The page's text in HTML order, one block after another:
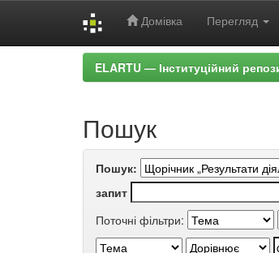
Домівка Перегляд
ELARTU — Інституційний
Пошук
Пошук:
запит
Поточні фільтри: